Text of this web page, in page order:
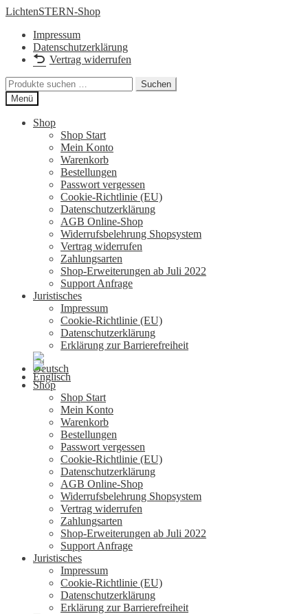
Zur
springen
Zum
springen
LichtenSTERN-Shop
Impressum
Datenschutzerklärung
Vertrag widerrufen
Suchen
nach:
Suchen
Menü
Shop
Shop Start
Mein Konto
Warenkorb
Bestellungen
Passwort vergessen
Cookie-Richtlinie (EU)
Datenschutzerklärung
AGB Online-Shop
Widerrufsbelehrung Shopsystem
Vertrag widerrufen
Zahlungsarten
Shop-Erweiterungen ab Juli 2022
Support Anfrage
Juristisches
Impressum
Cookie-Richtlinie (EU)
Datenschutzerklärung
Erklärung zur Barrierefreiheit
Shop
Shop Start
Mein Konto
Warenkorb
Bestellungen
Passwort vergessen
Cookie-Richtlinie (EU)
Datenschutzerklärung
AGB Online-Shop
Widerrufsbelehrung Shopsystem
Vertrag widerrufen
Zahlungsarten
Shop-Erweiterungen ab Juli 2022
Support Anfrage
Juristisches
Impressum
Cookie-Richtlinie (EU)
Datenschutzerklärung
Erklärung zur Barrierefreiheit